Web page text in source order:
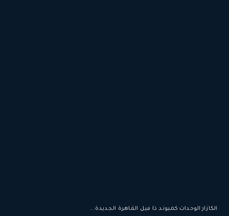
الكازار· الوحدات· كمبوند ذا فيل القاهرة الجديدة...